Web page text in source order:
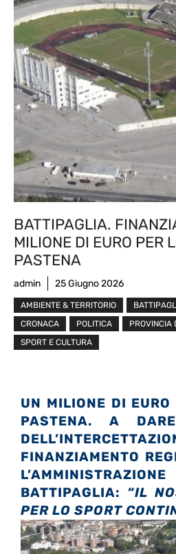
BATTIPAGLIA.
MILIONE DI EURO PER
PASTENA
admin 25 Giugno 2026
AMBIENTE & TERRITORIO
CRONACA
POLITICA
PROVINCIA
SPORT E CULTURA
UN MILIONE DI EURO
PASTENA. A
FINANZIAMENTO
BATTIPAGLIA: “IL
PER LO SPORT